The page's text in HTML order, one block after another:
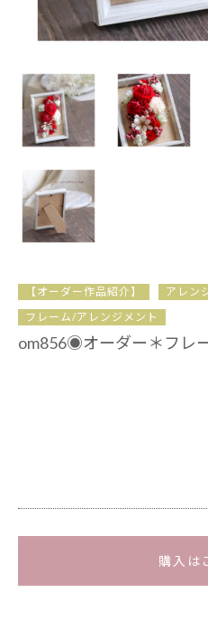
【オーダー作品紹介】
アレン
フレーム/アレンジメント
om856◉オーダー＊フレ
購入は